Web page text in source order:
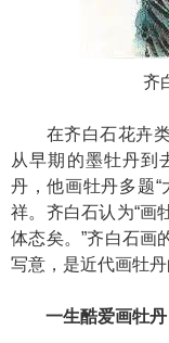
齐
在齐白石花卉类
从早期的墨牡丹到
丹，他画牡丹多题
祥。齐白石认为“画
体态矣。”齐白石画
写意，是近代画牡丹
一生酷爱画牡丹